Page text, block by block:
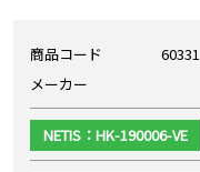
商品コード
60331
メーカー
NETIS：HK-190006-VE